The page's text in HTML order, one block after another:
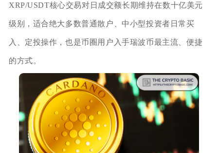
XRP/USDT核心交易对日成交额长期维持在数十亿美元
级别，适合绝大多数普通散户、中小型投资者日常买
入、定投操作，也是币圈用户入手瑞波币最主流、便捷
的方式。